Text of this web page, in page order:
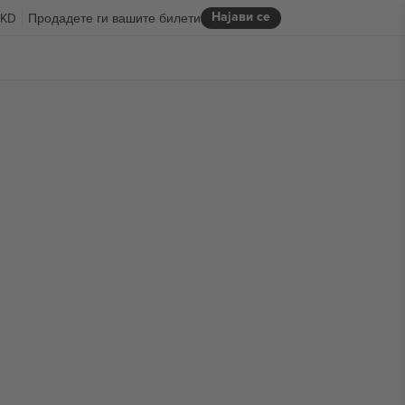
Најави се
Продадете ги вашите билети